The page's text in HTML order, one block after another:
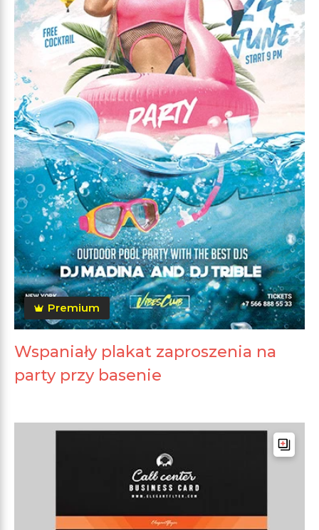
Premium
Wspaniały plakat zaproszenia na
party przy basenie